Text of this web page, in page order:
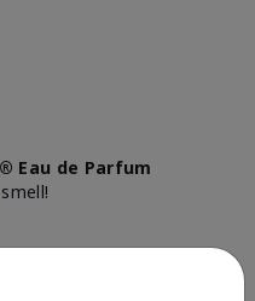
Eau de Parfum